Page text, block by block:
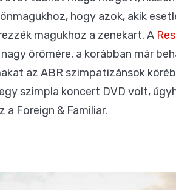
hogy azok, akik
magukhoz a zenekart. A
örömére, a korábban már
az ABR szimpatizánsok
egy szimpla koncert DVD volt,
a Foreign & Familiar.